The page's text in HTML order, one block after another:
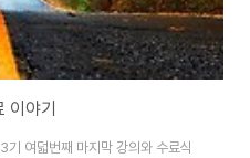
야기
여덟번째 마지막 강의와 수료식